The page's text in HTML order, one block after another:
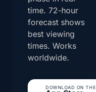
time. 72-hour
forecast shows
best viewing
times. Works
worldwide.
DOWNLOAD ON THE